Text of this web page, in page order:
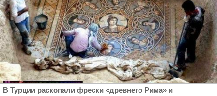
В Турции раскопали фрески «древнего Рима» и